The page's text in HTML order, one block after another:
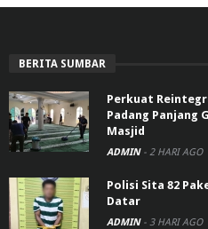
BERITA SUMBAR
Perkuat
Padang Panjang
Masjid
ADMIN - 2 HARI AGO
Polisi Sita 82
Datar
ADMIN - 3 HARI AGO